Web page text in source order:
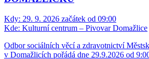
Kdy: 29. 9. 2026 začátek od 09:00
Kde: Kulturní centrum – Pivovar Domažlice
Odbor sociálních věcí a zdravotnictví
v Domažlicích pořádá dne 29.9.2026 od